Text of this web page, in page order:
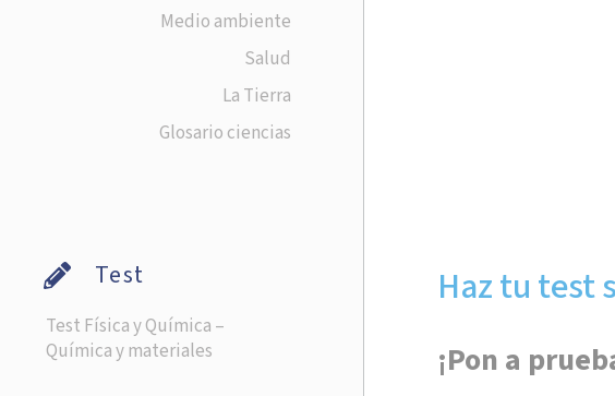
Medio ambiente
Salud
La Tierra
Glosario ciencias
Test
Test Física y Química –
Química y materiales
Haz tu test
¡Pon a